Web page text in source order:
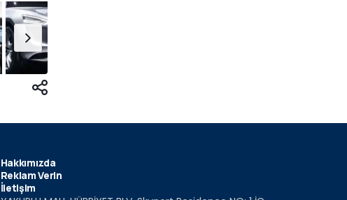
Hakkımızda
Reklam Verin
İletişim